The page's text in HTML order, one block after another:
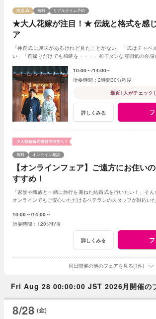
★大人花嫁が注目！★ 伝統と格式を感
ア
残席 無料 リアルタイム予約
「神前式に興味があるけれど見たことがない」「式はチャペ
い」「前撮りだけでも和装を・・・」和モダンな雰囲気の会
10:00～ 14:00～
2時間30分程度
最近1人がチェック
詳しくみる
【オンラインフェア】ご遠方にお住い
すすめ！
無料 オンライン相談
「家族や親族と一緒に旅行を兼ねた結婚式を行いたい！」そ
オンラインでもご安心いただけるベテランのスタッフが対応いた
10:00～ 14:00～
120分程度
詳しくみる
同日開催の他のフェアを見る(1件)
Fri Aug 28 00:00:00 JST 2026月開催の
8/28 (金)